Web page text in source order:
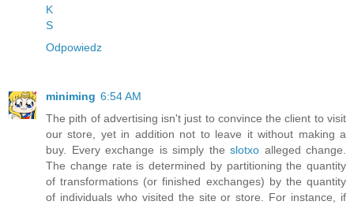
K
S
Odpowiedz
miniming 6:54 AM
The pith of advertising isn't just to convince the client to visit
our store, yet in addition not to leave it without making a
buy. Every exchange is simply the slotxo alleged change.
The change rate is determined by partitioning the quantity
of transformations (or finished exchanges) by the quantity
of individuals who visited the site or store. For instance, if